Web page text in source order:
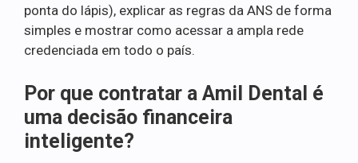
ponta do lápis), explicar as regras da ANS de forma
simples e mostrar como acessar a ampla rede
credenciada em todo o país.
Por que contratar a Amil Dental é
uma decisão financeira
inteligente?